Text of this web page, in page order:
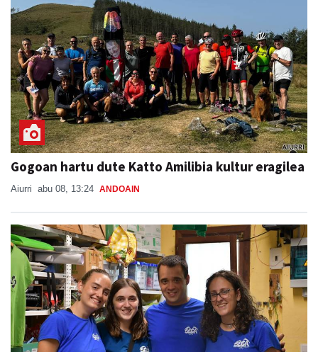
Gogoan hartu dute Katto Amilibia kultur eragilea
Aiurri abu 08, 13:24 ANDOAIN